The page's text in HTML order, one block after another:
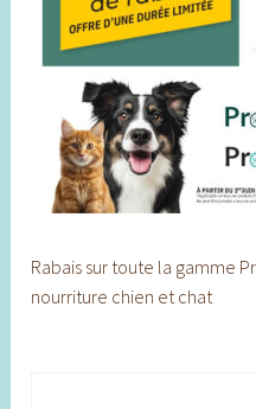
Rabais sur toute la gamme
nourriture chien et chat